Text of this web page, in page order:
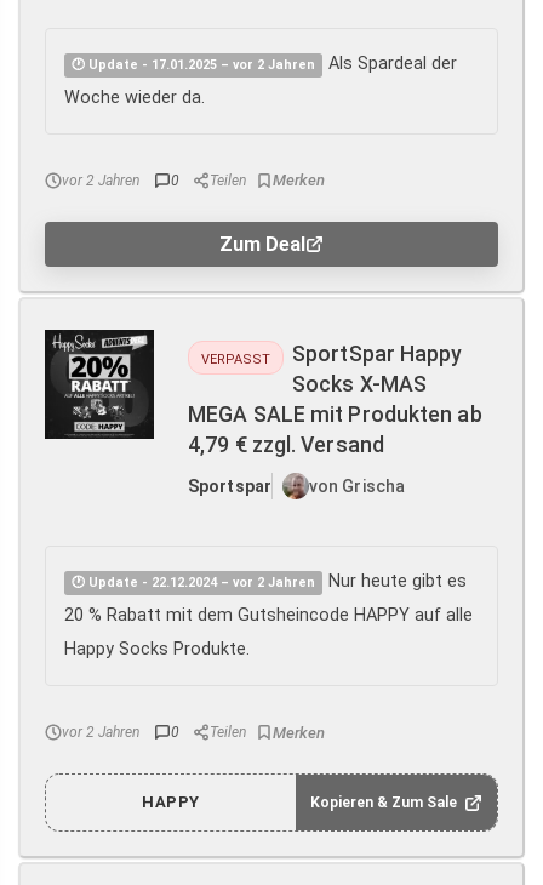
🕐 Update - 17.01.2025 – vor 2 Jahren
Als Spardeal der
Woche wieder da.
vor 2 Jahren 0 Teilen
Zum Deal
VERPASST
SportSpar Happy
Socks X-MAS
MEGA SALE mit Produkten ab
4,79 € zzgl. Versand
Sportspar von Grischa
🕐 Update - 22.12.2024 – vor 2 Jahren
Nur heute gibt es
20 % Rabatt mit dem Gutsheincode HAPPY auf alle
Happy Socks Produkte.
vor 2 Jahren 0 Teilen
HAPPY Kopieren & Zum Sale